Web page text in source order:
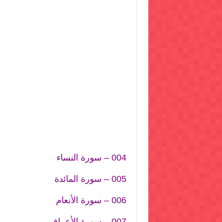
004 – سورة النساء
005 – سورة المائدة
006 – سورة الأنعام